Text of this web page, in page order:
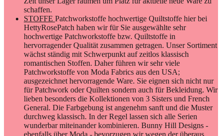
schaffen.
STOFFE Patchworkstoffe hochwertige Quiltstoffe hier bei
HettyRosePatch haben wir für Sie ausgewählte sehr
hochwertige Patchworkstoffe bzw. Quiltstoffe in
hervorragender Qualität zusammen getragen. Unser Sortiment
wächst ständig mit Schwerpunkt auf zeitlos klassisch
romantischen Stoffen. Daher führen wir sehr viele
Patchworkstoffe von Moda Fabrics aus den USA;
ausgezeichnet hervorragende Ware. Sie eignen sich nicht nur
für Patchwork oder Quilten sondern auch für Bekleidung. Wir
lieben besonders die Kollektionen von 3 Sisters und French
General. Die Farbgebung ist angenehm sanft und die Muster
durchweg klassisch. In der Regel lassen sich alle Serien
wunderbar miteinander kombinieren. Bunny Hill Designs -
ebenfalls über Moda - bevorzugen wir wegen der überaus